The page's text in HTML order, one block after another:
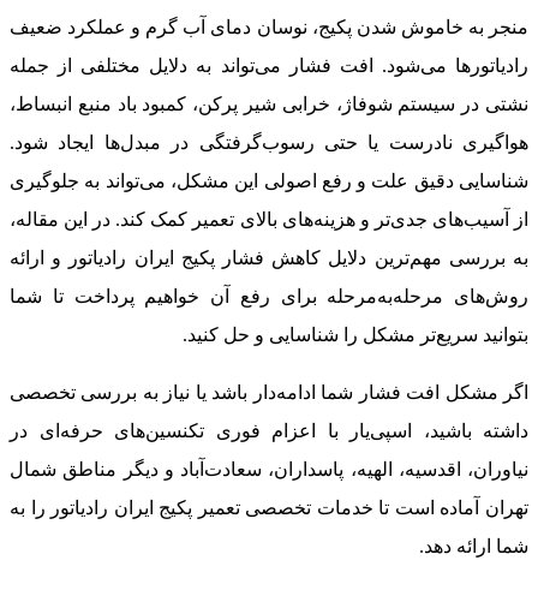
منجر به خاموش شدن پکیج، نوسان دمای آب گرم و عملکرد ضعیف
رادیاتورها می‌شود. افت فشار می‌تواند به دلایل مختلفی از جمله
نشتی در سیستم شوفاژ، خرابی شیر پرکن، کمبود باد منبع انبساط،
هواگیری نادرست یا حتی رسوب‌گرفتگی در مبدل‌ها ایجاد شود.
شناسایی دقیق علت و رفع اصولی این مشکل، می‌تواند به جلوگیری
از آسیب‌های جدی‌تر و هزینه‌های بالای تعمیر کمک کند. در این مقاله،
به بررسی مهم‌ترین دلایل کاهش فشار پکیج ایران رادیاتور و ارائه
روش‌های مرحله‌به‌مرحله برای رفع آن خواهیم پرداخت تا شما
بتوانید سریع‌تر مشکل را شناسایی و حل کنید.
اگر مشکل افت فشار شما ادامه‌دار باشد یا نیاز به بررسی تخصصی
داشته باشید، اسپی‌یار با اعزام فوری تکنسین‌های حرفه‌ای در
نیاوران، اقدسیه، الهیه، پاسداران، سعادت‌آباد و دیگر مناطق شمال
تهران آماده است تا خدمات تخصصی تعمیر پکیج ایران رادیاتور را به
شما ارائه دهد.